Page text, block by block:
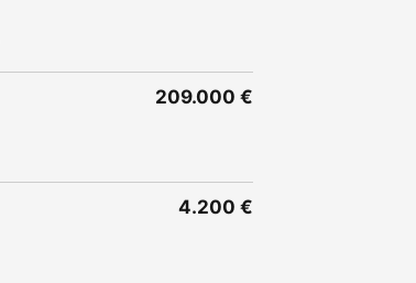
209.000 €
4.200 €